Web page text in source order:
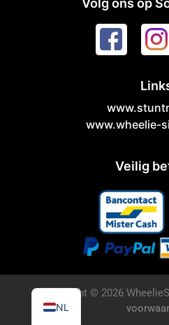
Volg ons op
www.wheelie-
Veilig
Copyright © 2026
NL